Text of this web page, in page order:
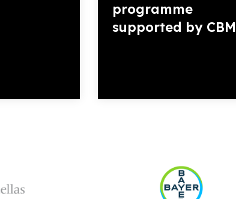
programme
supported by CBM